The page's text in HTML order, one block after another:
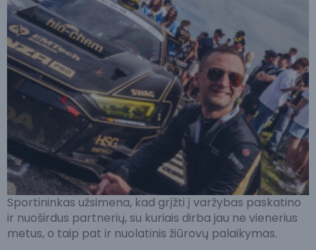
Sportininkas užsimena, kad grįžti į varžybas paskatino
ir nuoširdus partnerių, su kuriais dirba jau ne vienerius
metus, o taip pat ir nuolatinis žiūrovų palaikymas.